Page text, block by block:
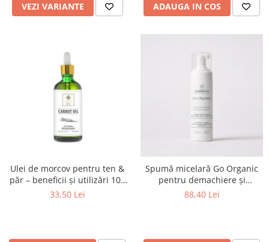
VEZI VARIANTE ADAUGA IN COS
Ulei de morcov pentru ten &
păr – beneficii și utilizări 100
ml
33,50 Lei
Spumă micelară Go Organic
pentru demachiere și
curățare, 200 ml
88,40 Lei